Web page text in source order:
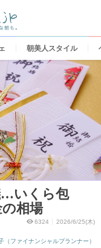
朝美人スタイル
…いくら包
相場
6324 2026/6/25(木)
（ファイナンシャルプランナー）